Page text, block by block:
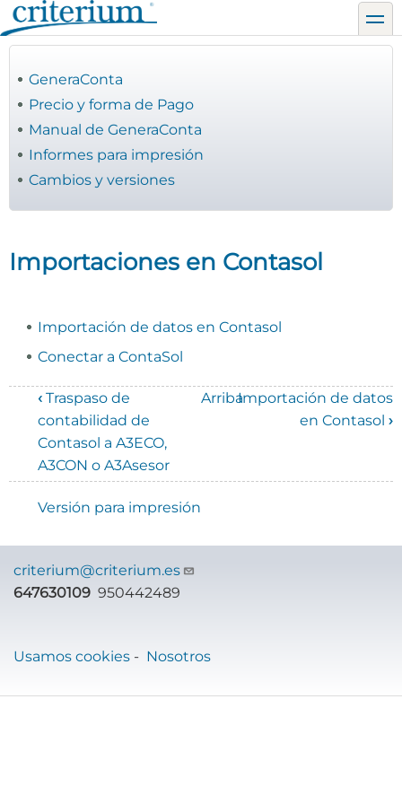
Pasar
al
principal
GeneraConta
Precio y forma de Pago
Manual de GeneraConta
Informes para impresión
Cambios y versiones
Importaciones en Contasol
Importación de datos en Contasol
Conectar a ContaSol
Enlaces
transversales
de
Book
para
Manual
‹ Traspaso de
contabilidad de
Contasol a A3ECO,
A3CON o A3Asesor
ArribaImportación de datos
en Contasol ›
Versión para impresión
criterium@criterium.es
647630109 950442489
Usamos cookies - Nosotros